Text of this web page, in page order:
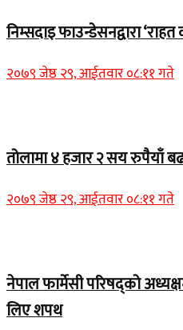
निम्सदाइ फाउन्डेसनद्वारा
२०७९ जेष्ठ २९, आईतवार ०८:११ गते
तोलामा ४ हजार २ सय रुपैयाँ
२०७९ जेष्ठ २९, आईतवार ०८:११ गते
नेपाल फार्मेसी परिषद्को
लिए शपथ